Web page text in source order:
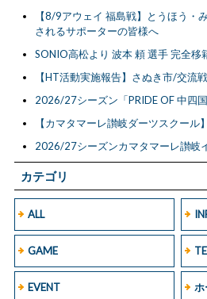
カテゴリ
ALL
GAME
EVENT ホ
【8/9アウェイ 福島戦】とうほう・
されるサポーターの皆様へ
SONIO高松より 波本 頼 選手 完全移
【HT活動実施報告】さぬき市/交流
2026/27シーズン「PRIDE OF 中四
【カマタマーレ讃岐ダーツスクー
2026/27シーズンカマタマーレ讃岐